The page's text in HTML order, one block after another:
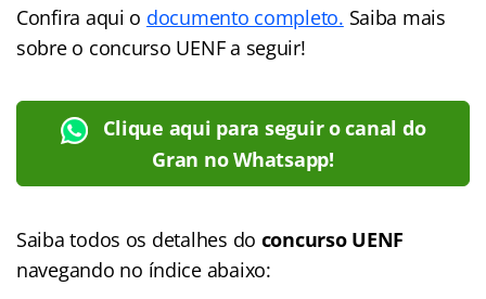
Confira aqui o documento completo. Saiba mais
sobre o concurso UENF a seguir!
Clique aqui para seguir o canal do
Gran no Whatsapp!
Saiba todos os detalhes do concurso UENF
navegando no índice abaixo: